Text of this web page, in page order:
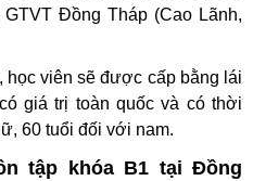
Đồng Tháp (Cao Lãnh,
học viên sẽ được cấp bằng lái
giá trị toàn quốc và có thời
60 tuổi đối với nam.
tập khóa B1 tại Đồng